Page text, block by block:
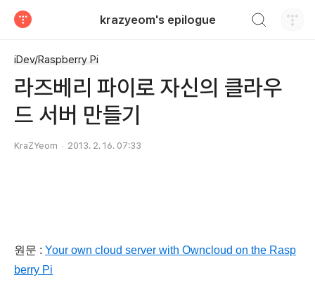
krazyeom's epilogue
iDev/Raspberry Pi
라즈베리 파이로 자신의 클라우
드 서버 만들기
KraZYeom 2013. 2. 16. 07:33
원문 : Your own cloud server with Owncloud on the Rasp
berry Pi